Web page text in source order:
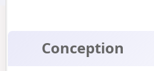
Conception